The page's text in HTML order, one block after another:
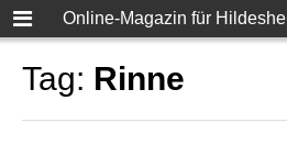
Online-Magazin für
Tag: Rinne